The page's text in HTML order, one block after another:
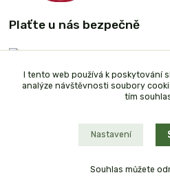
Plaťte u nás bezpečně
I tento web používá k poskytování
analýze návštěvnosti soubory
tím
Nastavení
Souhlas můžete